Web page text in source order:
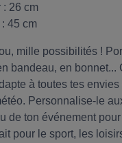
: 26 cm
: 45 cm
mille possibilités !
bandeau, en bonnet...
à toutes tes envies
Personnalise-le
de ton événement
pour le sport, les